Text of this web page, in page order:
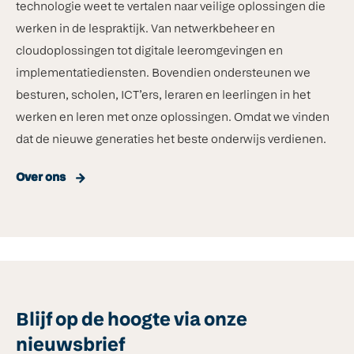
technologie weet te vertalen naar veilige oplossingen die
werken in de lespraktijk. Van netwerkbeheer en
cloudoplossingen tot digitale leeromgevingen en
implementatiediensten. Bovendien ondersteunen we
besturen, scholen, ICT’ers, leraren en leerlingen in het
werken en leren met onze oplossingen. Omdat we vinden
dat de nieuwe generaties het beste onderwijs verdienen.
Over ons
Blijf op de hoogte via onze
nieuwsbrief